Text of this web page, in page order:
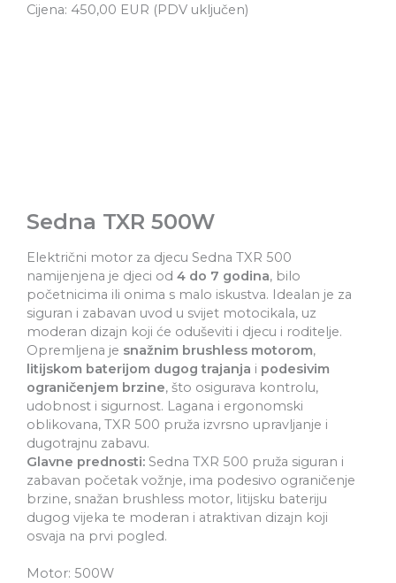
Cijena: 450,00 EUR (PDV uključen)
Sedna TXR 500W
Električni motor za djecu Sedna TXR 500
namijenjena je djeci od 4 do 7 godina, bilo
početnicima ili onima s malo iskustva. Idealan je za
siguran i zabavan uvod u svijet motocikala, uz
moderan dizajn koji će oduševiti i djecu i roditelje.
Opremljena je snažnim brushless motorom,
litijskom baterijom dugog trajanja i podesivim
ograničenjem brzine, što osigurava kontrolu,
udobnost i sigurnost. Lagana i ergonomski
oblikovana, TXR 500 pruža izvrsno upravljanje i
dugotrajnu zabavu.
Glavne prednosti: Sedna TXR 500 pruža siguran i
zabavan početak vožnje, ima podesivo ograničenje
brzine, snažan brushless motor, litijsku bateriju
dugog vijeka te moderan i atraktivan dizajn koji
osvaja na prvi pogled.
Motor: 500W